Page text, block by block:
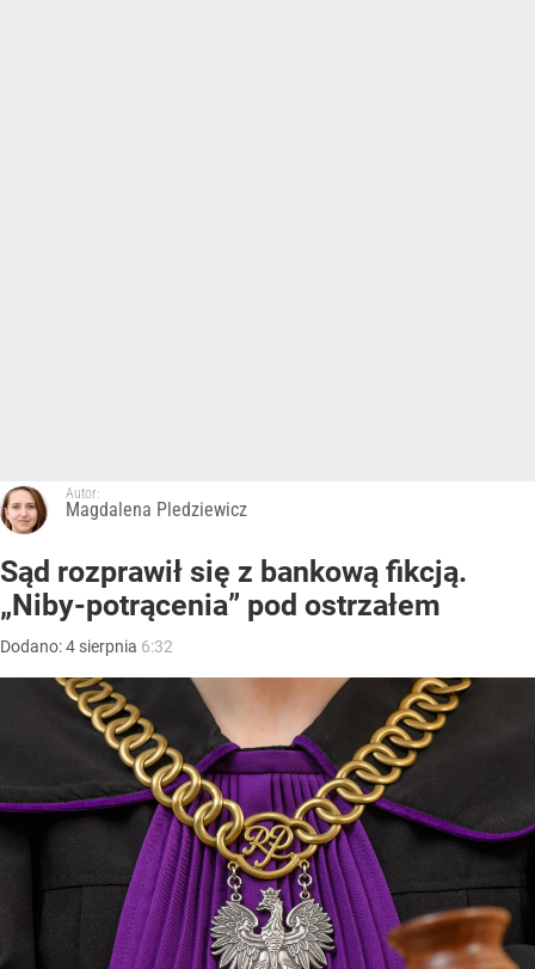
Autor:
Magdalena Pledziewicz
Sąd rozprawił się z bankową fikcją.
„Niby-potrącenia” pod ostrzałem
Dodano:4 sierpnia 6:32